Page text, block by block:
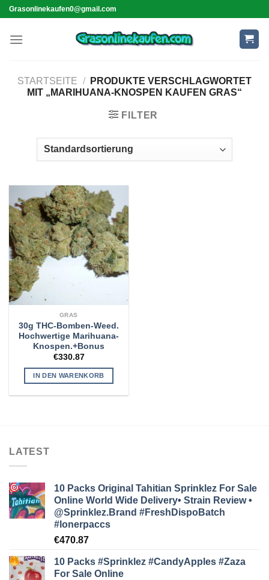
Skip
content
Grasonlinekaufen0@gmail.com
STARTSEITE /
PRODUKTE VERSCHLAGWORTET
MIT „MARIHUANA-KNOSPEN KAUFEN GRAS“
FILTER
GRAS
30g THC-Bomben-Weed.
Hochwertige Marihuana-
Knospen.+Bonus
€330.87
IN DEN WARENKORB
LATEST
10 Packs Original Tahitian Sprinklez For Sale
Online World Wide Delivery• Strain Review •
@Sprinklez.Brand #FreshDispoBatch
#lonerpaccs
€470.87
10 Packs #Sprinklez #CandyApples #Zaza
For Sale Online